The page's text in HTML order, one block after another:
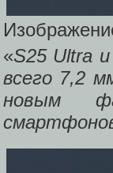
«S25 Ultra
всего 7,2
новым